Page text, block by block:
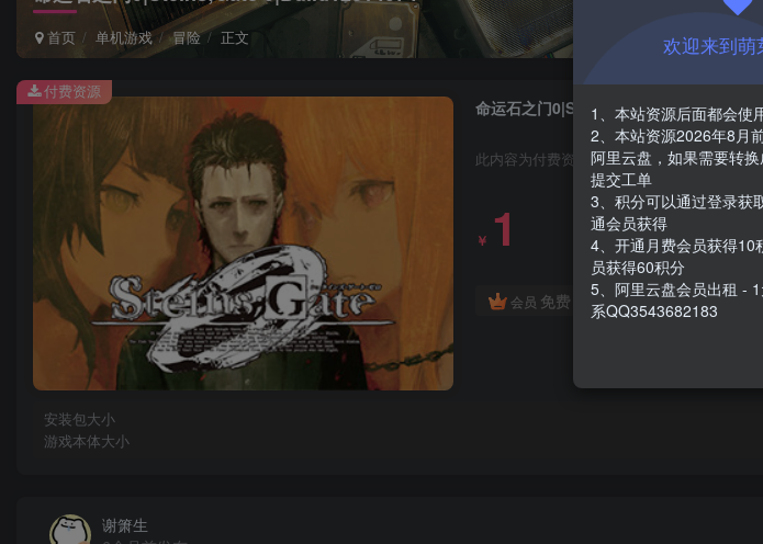
首页 单机游戏 冒险 正文
命运石之门0|Steins;Gate
此内容为付费资源，请付费后查看
￥ 1
会员 免费
安装包大小
游戏本体大小
付费资源
谢箫生
欢迎来到萌
1、本站资源后面都会使
2、本站资源2026年8月
阿里云盘，如果需要转
提交工单
3、积分可以通过登录获
通会员获得
4、开通月费会员获得10
员获得60积分
5、阿里云盘会员出租 -
系QQ3543682183